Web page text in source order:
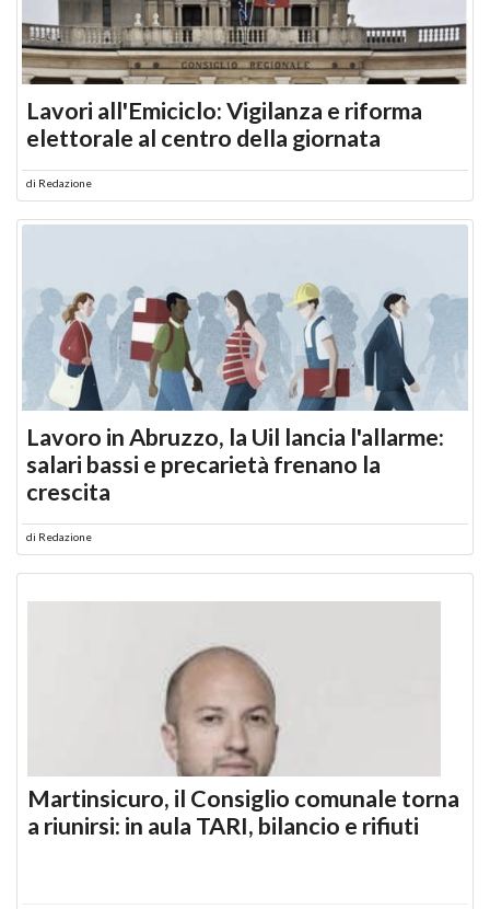
Lavori all'Emiciclo: Vigilanza e riforma
elettorale al centro della giornata
di Redazione
Lavoro in Abruzzo, la Uil lancia l'allarme:
salari bassi e precarietà frenano la
crescita
di Redazione
Martinsicuro, il Consiglio comunale torna
a riunirsi: in aula TARI, bilancio e rifiuti